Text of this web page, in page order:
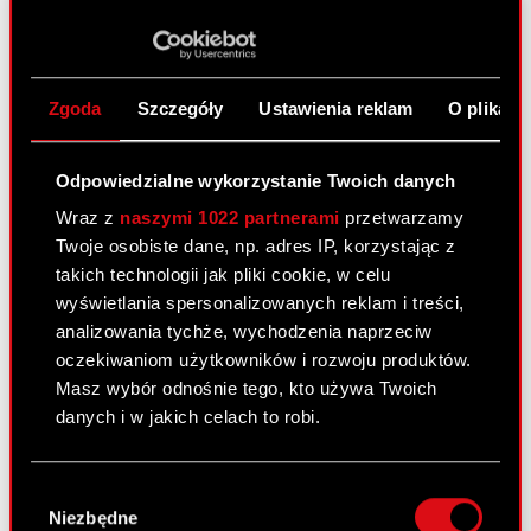
Zgoda Szczegóły Ustawienia reklam O
Odpowiedzialne wykorzystanie Twoich danych
Wraz z naszymi 1022 partnerami przetwarzamy
Twoje osobiste dane, np. adres IP, korzystając z
takich technologii jak pliki cookie, w celu
wyświetlania spersonalizowanych reklam i treści,
analizowania tychże, wychodzenia naprzeciw
oczekiwaniom użytkowników i rozwoju produktów.
Masz wybór odnośnie tego, kto używa Twoich
danych i w jakich celach to robi.
zgody
Niezbędne
Zawarcie znaczącej umowy przez
podmiot zależny
Raport bieżący nr 40/2011
PDF
Akcjonariusze posiadający co najmniej
5% głosów na Zwyczajnym Walnym
Zgromadzeniu Akcjonariuszy Spółki.
Raport bieżący nr 39/2011
28 czerwca 2011
Uchwały podjęte przez Zwyczajne Walne
Zgromadzenie Akcjonariuszy Spółki